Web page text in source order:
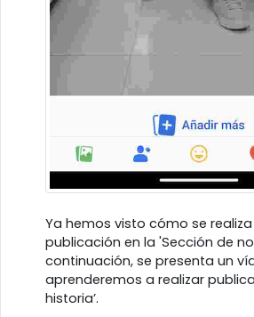
Ya hemos visto cómo se
publicación en la 'Sección de
continuación, se presenta un
aprenderemos a realizar
historia’.